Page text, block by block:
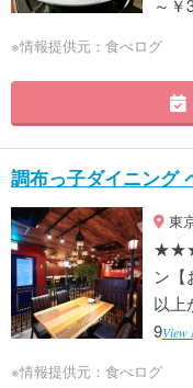
～￥
※情報提供元：食べログ
調布っ子ダイニング
東
ン【
以上
9View
※情報提供元：食べログ